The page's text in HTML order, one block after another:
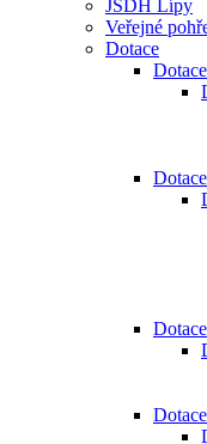
JSDH Lípy
Veřejné
Dotace